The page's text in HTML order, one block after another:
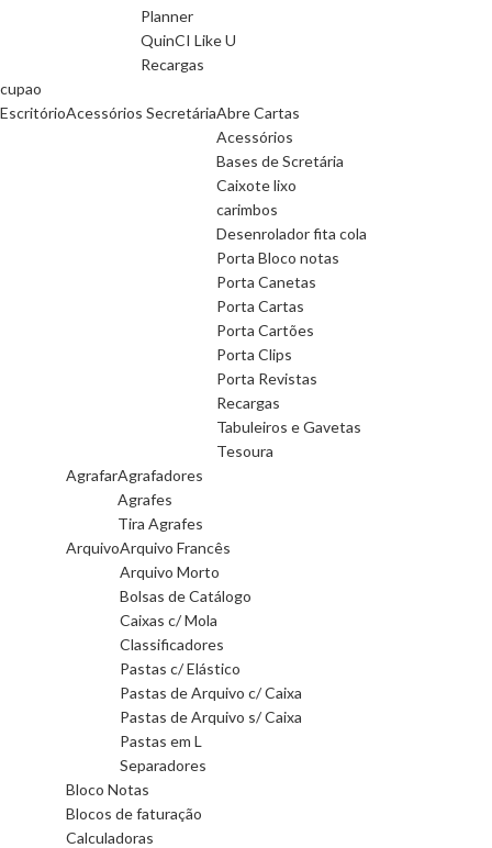
Planner
QuinCI Like U
Recargas
cupao
EscritórioAcessórios SecretáriaAbre Cartas
Acessórios
Bases de Scretária
Caixote lixo
carimbos
Desenrolador fita cola
Porta Bloco notas
Porta Canetas
Porta Cartas
Porta Cartões
Porta Clips
Porta Revistas
Recargas
Tabuleiros e Gavetas
Tesoura
AgrafarAgrafadores
Agrafes
Tira Agrafes
ArquivoArquivo Francês
Arquivo Morto
Bolsas de Catálogo
Caixas c/ Mola
Classificadores
Pastas c/ Elástico
Pastas de Arquivo c/ Caixa
Pastas de Arquivo s/ Caixa
Pastas em L
Separadores
Bloco Notas
Blocos de faturação
Calculadoras